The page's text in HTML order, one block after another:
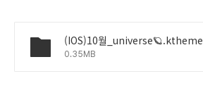
(IOS)10월_universe🪐.ktheme
0.35MB